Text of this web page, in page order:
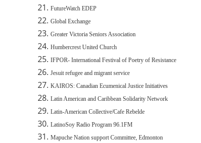
FutureWatch EDEP
Global Exchange
Greater Victoria Seniors Association
Humbercrest United Church
IFPOR- International Festival of Poetry of Resistance
Jesuit refugee and migrant service
KAIROS: Canadian Ecumenical Justice Initiatives
Latin American and Caribbean Solidarity Network
Latin-American Collective/Cafe Rebelde
LatinoSoy Radio Program 96.1FM
Mapuche Nation support Committee, Edmonton